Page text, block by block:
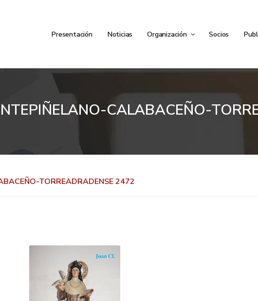
Presentación Noticias Organización Socios
CALABACEÑO-
TORREADRADENSE 2472